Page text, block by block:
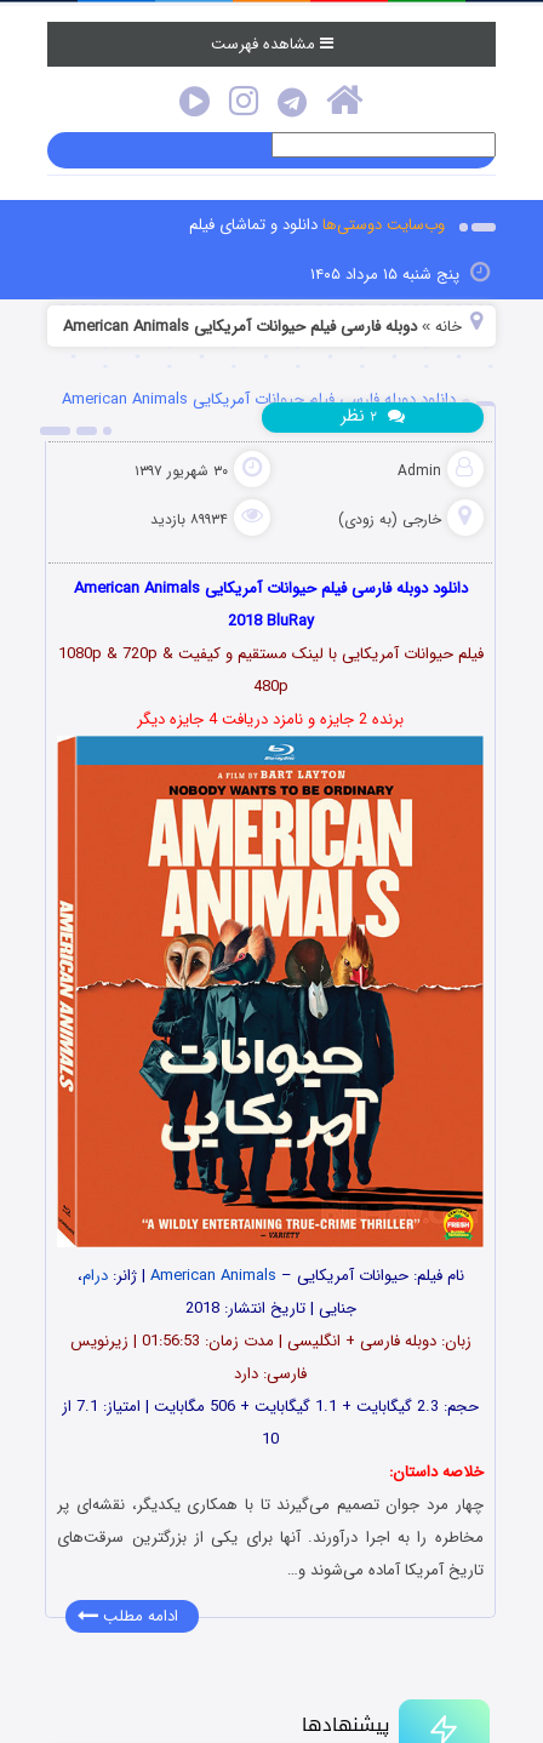
مشاهده فهرست
وب‌سایت دوستی‌هادانلود و تماشای فیلم
پنج شنبه ۱۵ مرداد ۱۴۰۵
پیشنهادها
خانه »دوبله فارسی فیلم حیوانات آمریکایی American Animals
دانلود دوبله فارسی فیلم حیوانات آمریکایی American Animals
2018
Admin ۳۰ شهریور ۱۳۹۷
خارجی (به زودی) ۸۹۹۳۴ بازدید
۲ نظر
دانلود دوبله فارسی فیلم حیوانات آمریکایی American Animals
2018 BluRay
فیلم حیوانات آمریکایی با لینک مستقیم و کیفیت 1080p & 720p &
480p
برنده 2 جایزه و نامزد دریافت 4 جایزه دیگر
نام فیلم: حیوانات آمریکایی – American Animals | ژانر:درام،
جنایی | تاریخ انتشار: 2018
زبان: دوبله فارسی + انگلیسی | مدت زمان: 01:56:53 | زیرنویس
فارسی: دارد
حجم: 2.3 گیگابایت + 1.1 گیگابایت + 506 مگابایت | امتیاز: 7.1 از
10
خلاصه داستان:
چهار مرد جوان تصمیم می‌گیرند تا با همکاری یکدیگر، نقشه‌ای پر
مخاطره را به اجرا درآورند. آنها برای یکی از بزرگترین سرقت‌های
تاریخ آمریکا آماده می‌شوند و…
ادامه مطلب